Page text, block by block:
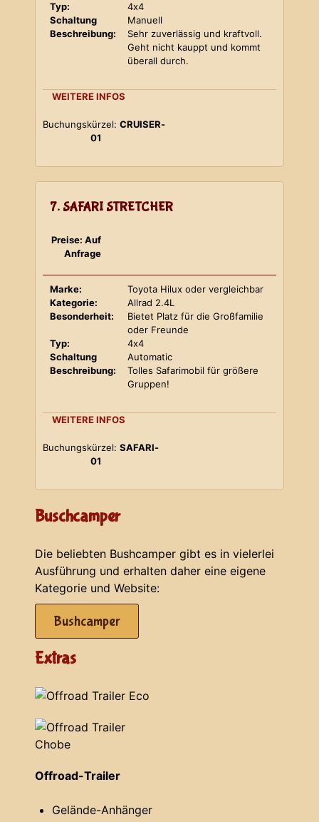
Typ:
4x4
Schaltung
Manuell
Beschreibung:
Sehr zuverlässig und kraftvoll.
Geht nicht kauppt und kommt
überall durch.
WEITERE INFOS
Buchungskürzel: CRUISER-
01
7. SAFARI STRETCHER
Preise: Auf
Anfrage
Marke:
Toyota Hilux oder vergleichbar
Kategorie:
Allrad 2.4L
Besonderheit:
Bietet Platz für die Großfamilie
oder Freunde
Typ:
4x4
Schaltung
Automatic
Beschreibung:
Tolles Safarimobil für größere
Gruppen!
WEITERE INFOS
Buchungskürzel: SAFARI-
01
Buschcamper
Die beliebten Bushcamper gibt es in vielerlei
Ausführung und erhalten daher eine eigene
Kategorie und Website:
Bushcamper
Extras
Offroad-Trailer
Gelände-Anhänger